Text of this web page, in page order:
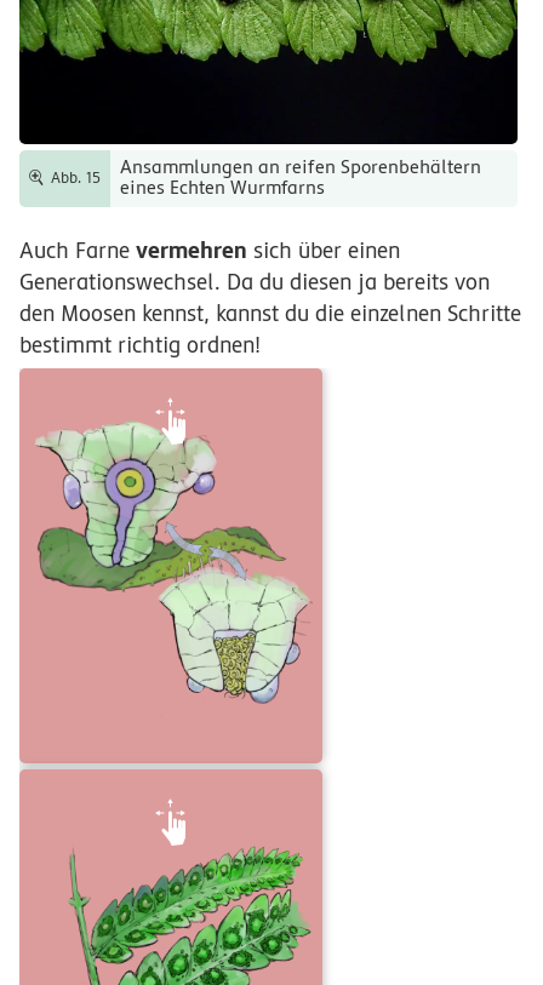
Abb. 15
Ansammlungen an reifen Sporenbehältern
eines Echten Wurmfarns
Auch Farne vermehren sich über einen
Generationswechsel. Da du diesen ja bereits von
den Moosen kennst, kannst du die einzelnen Schritte
bestimmt richtig ordnen!